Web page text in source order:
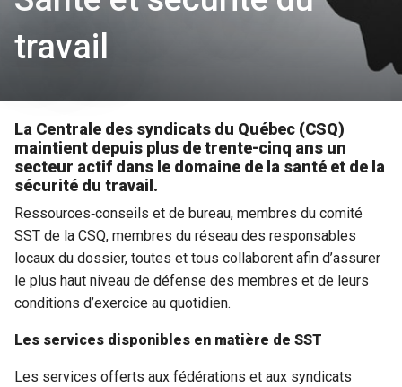
travail
La Centrale des syndicats du Québec (CSQ)
maintient depuis plus de trente-cinq ans un
secteur actif dans le domaine de la santé et de la
sécurité du travail.
Ressources‑conseils et de bureau, membres du comité
SST de la CSQ, membres du réseau des responsables
locaux du dossier, toutes et tous collaborent afin d’assurer
le plus haut niveau de défense des membres et de leurs
conditions d’exercice au quotidien.
Les services disponibles en matière de SST
Les services offerts aux fédérations et aux syndicats